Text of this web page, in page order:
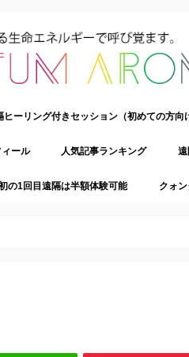
ーリング付きセッション（初めての方向
ール 人気記事ランキング
の1回目遠隔は半額体験可能 クォ